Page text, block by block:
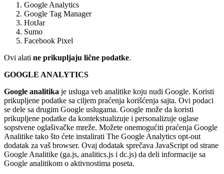
Google Analytics
Google Tag Manager
HotJar
Sumo
Facebook Pixel
Ovi alati ne prikupljaju lične podatke.
GOOGLE ANALYTICS
Google analitika je usluga veb analitike koju nudi Google. Koristi
prikupljene podatke sa ciljem praćenja korišćenja sajta. Ovi podaci
se dele sa drugim Google uslugama. Google može da koristi
prikupljene podatke da kontekstualizuje i personalizuje oglase
sopstvene oglašivačke mreže. Možete onemogućiti praćenja Google
Analitike tako što ćete instalirati The Google Analytics opt-out
dodatak za vaš browser. Ovaj dodatak sprečava JavaScript od strane
Google Analitike (ga.js, analitics.js i dc.js) da deli informacije sa
Google analitikom o aktivnostima poseta.